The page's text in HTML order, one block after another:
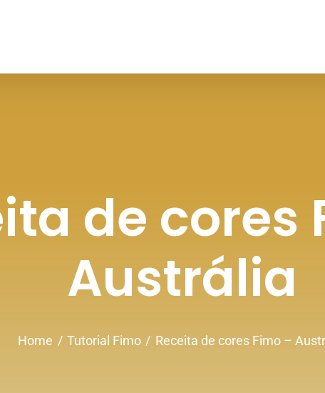
de cores
Austrália
Home Tutorial Fimo Receita de cores Fimo –